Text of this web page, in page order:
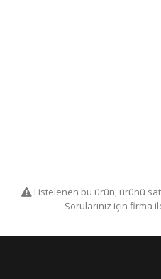
Listelenen bu ürün, ürünü
Sorularınız için firma